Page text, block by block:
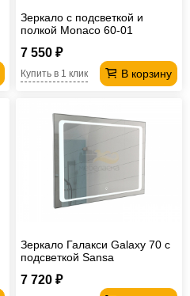
Зеркало с подсветкой и
полкой Monaco 60-01
7 550 ₽
В корзину
Купить в 1 клик
Зеркало Галакси Galaxy 70 с
подсветкой Sansa
7 720 ₽